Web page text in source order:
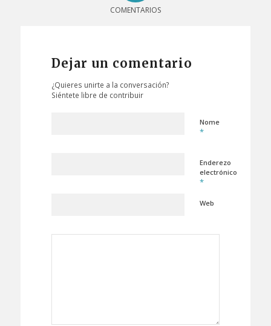
COMENTARIOS
Dejar un comentario
¿Quieres unirte a la conversación?
Siéntete libre de contribuir
Nome
*
Enderezo
electrónico
*
Web